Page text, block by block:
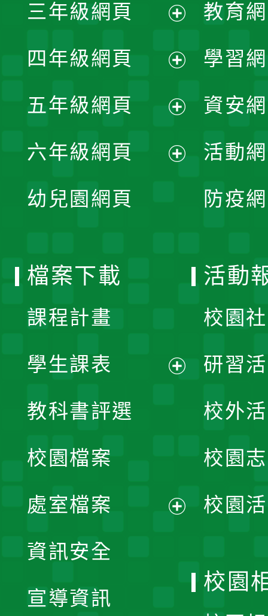
選
單
開
選
單
三年級網頁
開
選
單
四年級網頁
開
選
五年級網頁
開
六年級網頁
幼兒園網頁
教育
學習
資安
活動
防疫
檔案下載
課程計畫
學生課表
單
教科書評選
校園檔案
處室檔案
資訊安全
宣導資訊
活動
校園
研習
校外
校園
校園
校園